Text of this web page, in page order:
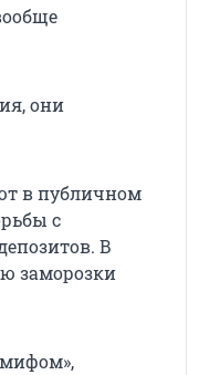
они
в публичном
с
В
заморозки